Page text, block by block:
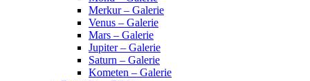
Merkur – Galerie
Venus – Galerie
Mars – Galerie
Jupiter – Galerie
Saturn – Galerie
Kometen – Galerie